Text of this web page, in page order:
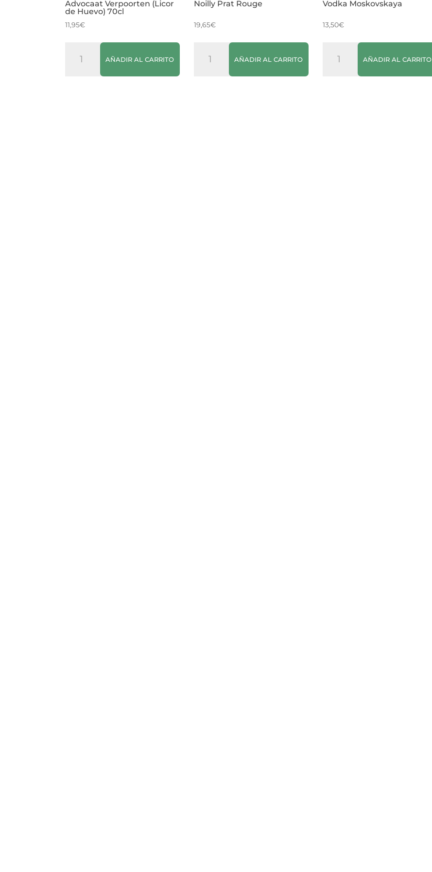
Advocaat Verpoorten (Licor
de Huevo) 70cl
11,95€
VerpoortenAÑADIR AL CARRITO
Noilly Prat Rouge
19,65€
Prat
AÑADIR AL CARRITO
Vodka Moskovskaya
13,50€
MoskovskayaAÑADIR AL CARRITO